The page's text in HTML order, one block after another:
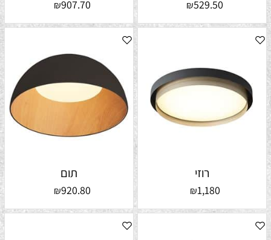
₪529.50
₪907.70
רוזי
₪1,180
תום
₪920.80